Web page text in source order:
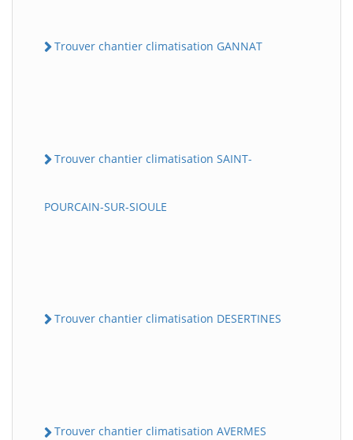
Trouver chantier climatisation GANNAT
Trouver chantier climatisation SAINT-
POURCAIN-SUR-SIOULE
Trouver chantier climatisation DESERTINES
Trouver chantier climatisation AVERMES